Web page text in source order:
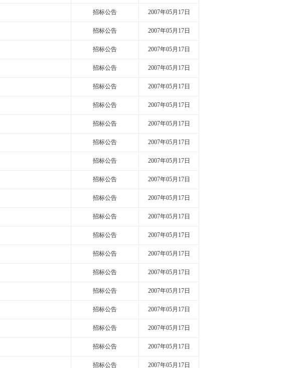
招标公告 2007年05月17日
招标公告 2007年05月17日
招标公告 2007年05月17日
招标公告 2007年05月17日
招标公告 2007年05月17日
招标公告 2007年05月17日
招标公告 2007年05月17日
招标公告 2007年05月17日
招标公告 2007年05月17日
招标公告 2007年05月17日
招标公告 2007年05月17日
招标公告 2007年05月17日
招标公告 2007年05月17日
招标公告 2007年05月17日
招标公告 2007年05月17日
招标公告 2007年05月17日
招标公告 2007年05月17日
招标公告 2007年05月17日
招标公告 2007年05月17日
招标公告 2007年05月17日